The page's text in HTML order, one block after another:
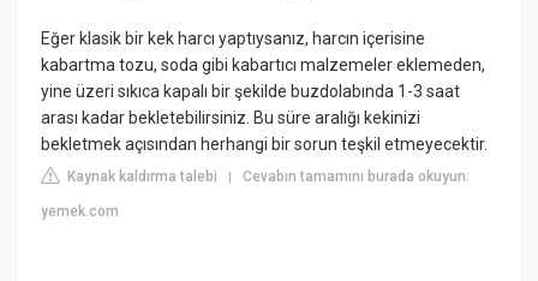
Eğer klasik bir kek harcı yaptıysanız, harcın içerisine
kabartma tozu, soda gibi kabartıcı malzemeler eklemeden,
yine üzeri sıkıca kapalı bir şekilde buzdolabında 1-3 saat
arası kadar bekletebilirsiniz. Bu süre aralığı kekinizi
bekletmek açısından herhangi bir sorun teşkil etmeyecektir.
Kaynak kaldırma talebi |Cevabın tamamını burada okuyun:
yemek.com